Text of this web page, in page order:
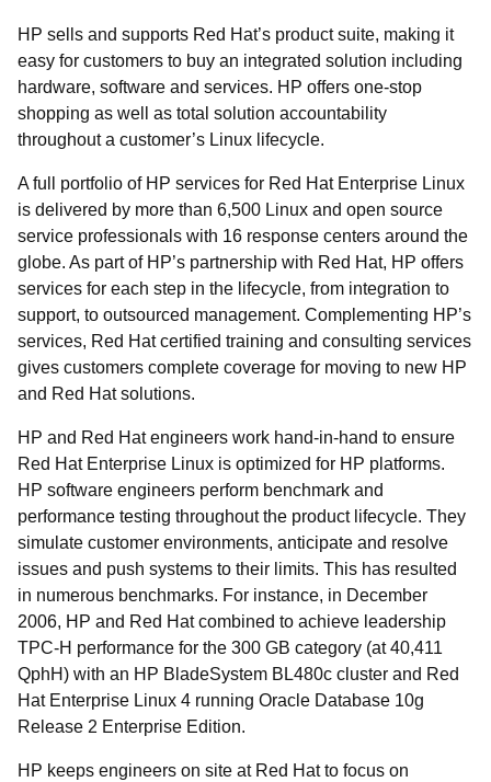
HP sells and supports Red Hat’s product suite, making it
easy for customers to buy an integrated solution including
hardware, software and services. HP offers one-stop
shopping as well as total solution accountability
throughout a customer’s Linux lifecycle.
A full portfolio of HP services for Red Hat Enterprise Linux
is delivered by more than 6,500 Linux and open source
service professionals with 16 response centers around the
globe. As part of HP’s partnership with Red Hat, HP offers
services for each step in the lifecycle, from integration to
support, to outsourced management. Complementing HP’s
services, Red Hat certified training and consulting services
gives customers complete coverage for moving to new HP
and Red Hat solutions.
HP and Red Hat engineers work hand-in-hand to ensure
Red Hat Enterprise Linux is optimized for HP platforms.
HP software engineers perform benchmark and
performance testing throughout the product lifecycle. They
simulate customer environments, anticipate and resolve
issues and push systems to their limits. This has resulted
in numerous benchmarks. For instance, in December
2006, HP and Red Hat combined to achieve leadership
TPC-H performance for the 300 GB category (at 40,411
QphH) with an HP BladeSystem BL480c cluster and Red
Hat Enterprise Linux 4 running Oracle Database 10g
Release 2 Enterprise Edition.
HP keeps engineers on site at Red Hat to focus on